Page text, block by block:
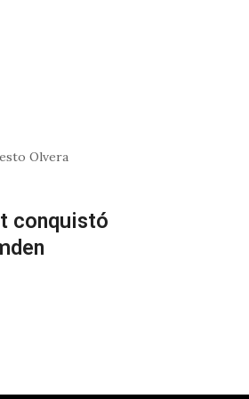
Olvera
conquistó